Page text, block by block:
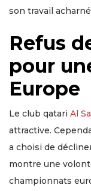
son travail
Refus
pour
Europe
Le club qatari Al
attractive.
a choisi de
montre une
championnats